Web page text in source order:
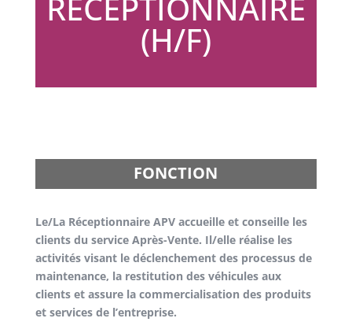
(H/F)
FONCTION
Le/La Réceptionnaire APV accueille et conseille les
clients du service Après-Vente. Il/elle réalise les
activités visant le déclenchement des processus de
maintenance, la restitution des véhicules aux
clients et assure la commercialisation des produits
et services de l’entreprise.